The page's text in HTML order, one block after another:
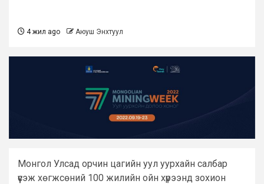
4 жил ago Аюуш Энхтуул
Монгол Улсад орчин цагийн уул уурхайн салбар
үүсэж хөгжсөний 100 жилийн ойн хүрээнд зохион